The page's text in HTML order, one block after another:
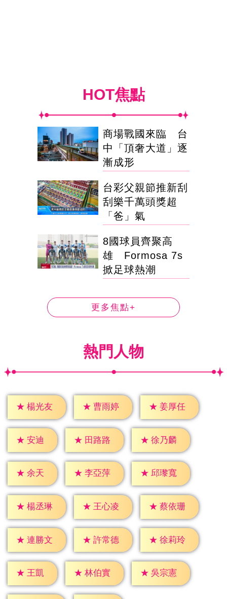
HOT焦點
商場戰國來臨 台
中「頂奢大道」逐
漸成形
台彩父親節推新刮
刮樂千萬頭獎超
「爸」氣
8國球員齊聚高
雄 Formosa 7s
掀足球熱潮
更多焦點+
熱門人物
★ 楊光友 ★ 曹雨婷 ★ 姜厚任
★ 安迪 ★ 田路路 ★ 徐乃麟
★ 余天 ★ 李亞萍 ★ 邱瓈寬
★ 楊丞琳 ★ 王心凌 ★ 蔡依珊
★ 連勝文 ★ 許常德 ★ 徐莉玲
★ 王凱 ★ 林伯實 ★ 吳宗憲